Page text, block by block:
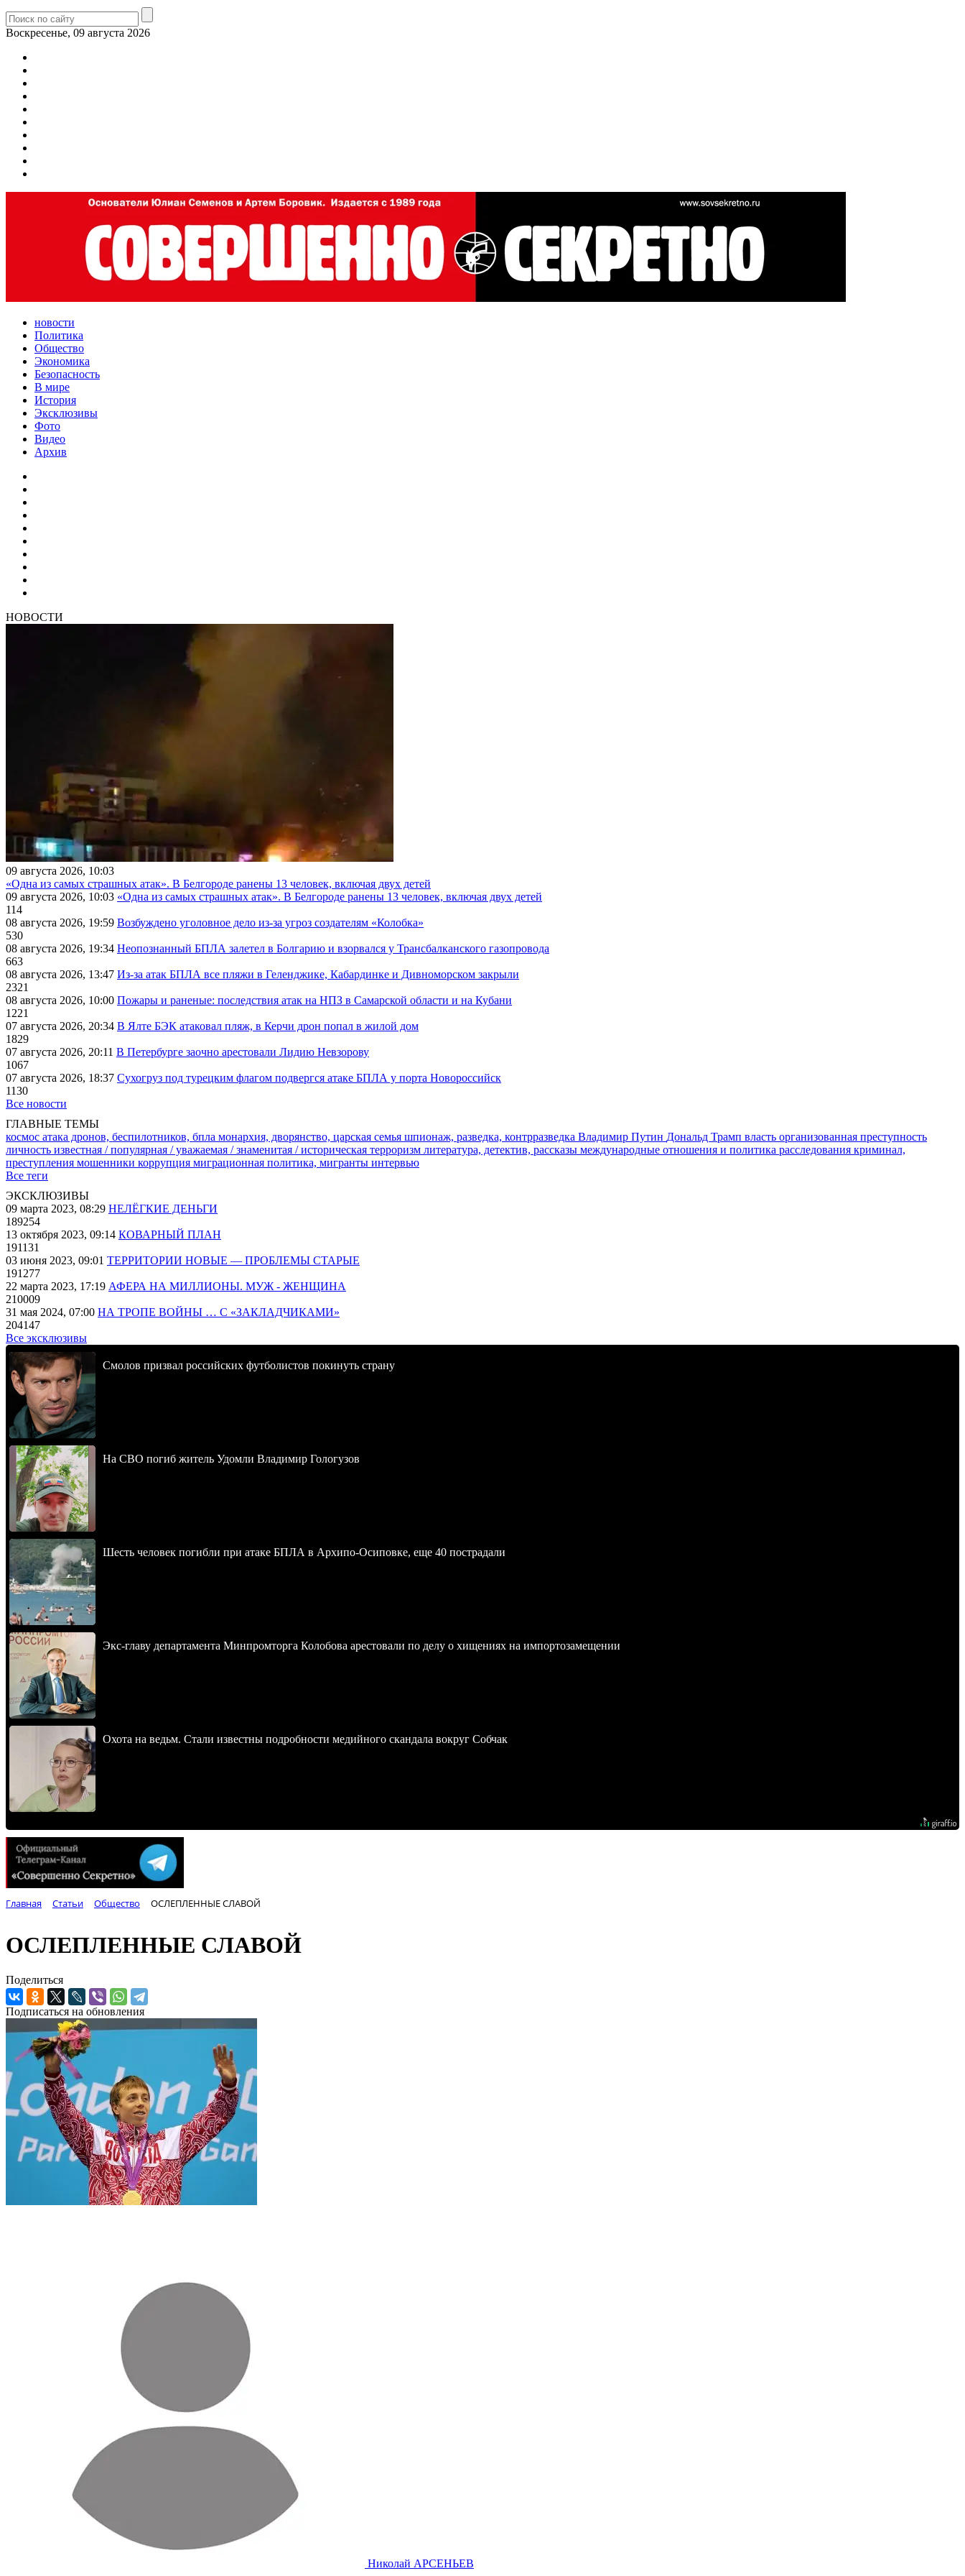
Воскресенье, 09 августа 2026
новости
Политика
Общество
Экономика
Безопасность
В мире
История
Эксклюзивы
Фото
Видео
Архив
НОВОСТИ
09 августа 2026, 10:03
«Одна из самых страшных атак». В Белгороде ранены 13 человек, включая двух детей
09 августа 2026, 10:03 «Одна из самых страшных атак». В Белгороде ранены 13 человек, включая двух детей
114
08 августа 2026, 19:59 Возбуждено уголовное дело из-за угроз создателям «Колобка»
530
08 августа 2026, 19:34 Неопознанный БПЛА залетел в Болгарию и взорвался у Трансбалканского газопровода
663
08 августа 2026, 13:47 Из-за атак БПЛА все пляжи в Геленджике, Кабардинке и Дивноморском закрыли
2321
08 августа 2026, 10:00 Пожары и раненые: последствия атак на НПЗ в Самарской области и на Кубани
1221
07 августа 2026, 20:34 В Ялте БЭК атаковал пляж, в Керчи дрон попал в жилой дом
1829
07 августа 2026, 20:11 В Петербурге заочно арестовали Лидию Невзорову
1067
07 августа 2026, 18:37 Сухогруз под турецким флагом подвергся атаке БПЛА у порта Новороссийск
1130
Все новости
ГЛАВНЫЕ ТЕМЫ
космос атака дронов, беспилотников, бпла монархия, дворянство, царская семья шпионаж, разведка, контрразведка Владимир Путин Дональд Трамп власть организованная преступность
личность известная / популярная / уважаемая / знаменитая / историческая терроризм литература, детектив, рассказы международные отношения и политика расследования криминал,
преступления мошенники коррупция миграционная политика, мигранты интервью
Все теги
ЭКСКЛЮЗИВЫ
09 марта 2023, 08:29 НЕЛЁГКИЕ ДЕНЬГИ
189254
13 октября 2023, 09:14 КОВАРНЫЙ ПЛАН
191131
03 июня 2023, 09:01 ТЕРРИТОРИИ НОВЫЕ — ПРОБЛЕМЫ СТАРЫЕ
191277
22 марта 2023, 17:19 АФЕРА НА МИЛЛИОНЫ. МУЖ - ЖЕНЩИНА
210009
31 мая 2024, 07:00 НА ТРОПЕ ВОЙНЫ … С «ЗАКЛАДЧИКАМИ»
204147
Все эксклюзивы
Смолов призвал российских футболистов покинуть страну
На СВО погиб житель Удомли Владимир Гологузов
Шесть человек погибли при атаке БПЛА в Архипо-Осиповке, еще 40 пострадали
Экс-главу департамента Минпромторга Колобова арестовали по делу о хищениях на импортозамещении
Охота на ведьм. Стали известны подробности медийного скандала вокруг Собчак
Главная Статьи Общество ОСЛЕПЛЕННЫЕ СЛАВОЙ
ОСЛЕПЛЕННЫЕ СЛАВОЙ
Поделиться
Подписаться на обновления
Николай АРСЕНЬЕВ